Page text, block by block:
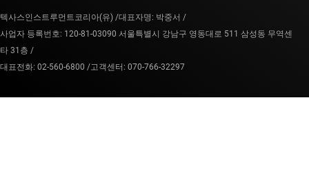
텍사스인스트루먼트코리아(유) /대표자명: 박중서 /
사업자 등록번호: 120-81-03090 서울특별시 강남구 영동대로 511 삼성동 무역센
타 31층 /
대표전화: 02-560-6800 /고객센터: 070-766-32297